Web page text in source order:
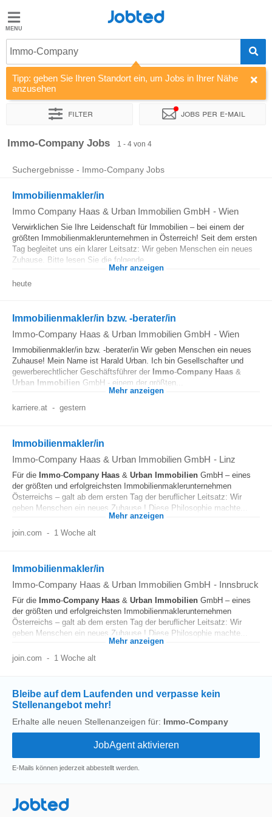
Jobted
Jobs
Gehalt
Jobted
Immo-Company
Tipp: geben Sie Ihren Standort ein, um Jobs in Ihrer Nähe
anzusehen
Filter Jobs per e-mail
Sortieren nach Unternehmen
Immo-Company Jobs 1 - 4 von 4
Suchergebnisse - Immo-Company Jobs
Immobilienmakler/in
Immo Company Haas & Urban Immobilien GmbH - Wien
Verwirklichen Sie Ihre Leidenschaft für Immobilien – bei einem der
größten Immobilienmaklerunternehmen in Österreich! Seit dem ersten
Tag begleitet uns ein klarer Leitsatz: Wir geben Menschen ein neues
Zuhause. Bitte lesen Sie die folgende...
Mehr anzeigen
heute
Immobilienmakler/in bzw. -berater/in
Immo-Company Haas & Urban Immobilien GmbH - Wien
Immobilienmakler/in bzw. -berater/in Wir geben Menschen ein neues
Zuhause! Mein Name ist Harald Urban. Ich bin Gesellschafter und
gewerberechtlicher Geschäftsführer der Immo-Company Haas &
Urban Immobilien GmbH - einem der größten...
Mehr anzeigen
karriere.at - gestern
Immobilienmakler/in
Immo-Company Haas & Urban Immobilien GmbH - Linz
Für die Immo-Company Haas & Urban Immobilien GmbH – eines
der größten und erfolgreichsten Immobilienmaklerunternehmen
Österreichs – galt ab dem ersten Tag der beruflicher Leitsatz: Wir
geben Menschen ein neues Zuhause ! Diese Philosophie machte...
Mehr anzeigen
join.com - 1 Woche alt
Immobilienmakler/in
Immo-Company Haas & Urban Immobilien GmbH - Innsbruck
Für die Immo-Company Haas & Urban Immobilien GmbH – eines
der größten und erfolgreichsten Immobilienmaklerunternehmen
Österreichs – galt ab dem ersten Tag der beruflicher Leitsatz: Wir
geben Menschen ein neues Zuhause ! Diese Philosophie machte...
Mehr anzeigen
join.com - 1 Woche alt
Bleibe auf dem Laufenden und verpasse kein
Stellenangebot mehr!
Erhalte alle neuen Stellenanzeigen für: Immo-Company
E-Mails können jederzeit abbestellt werden.
Jobted